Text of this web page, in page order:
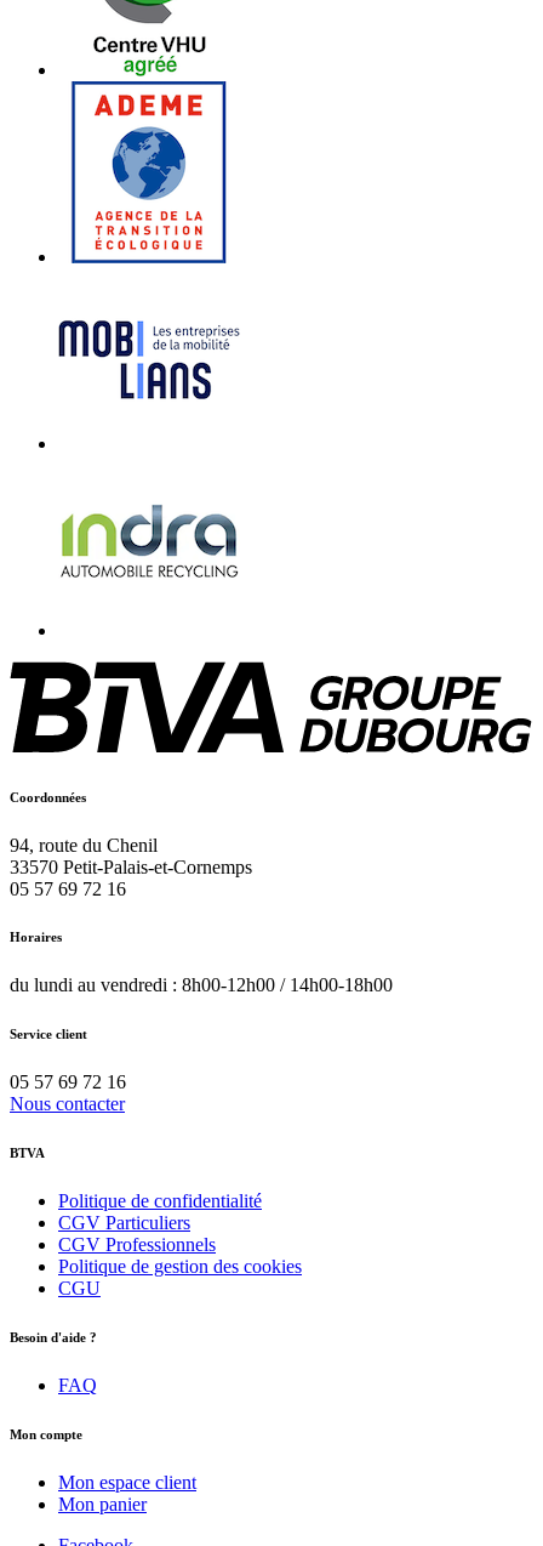
Coordonnées
94, route du Chenil
33570 Petit-Palais-et-Cornemps
05 57 69 72 16
Horaires
du lundi au vendredi : 8h00-12h00 / 14h00-18h00
Service client
05 57 69 72 16
Nous contacter
BTVA
Politique de confidentialité
CGV Particuliers
CGV Professionnels
Politique de gestion des cookies
CGU
Besoin d'aide ?
FAQ
Mon compte
Mon espace client
Mon panier